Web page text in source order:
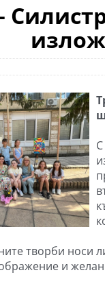
творби носи
и